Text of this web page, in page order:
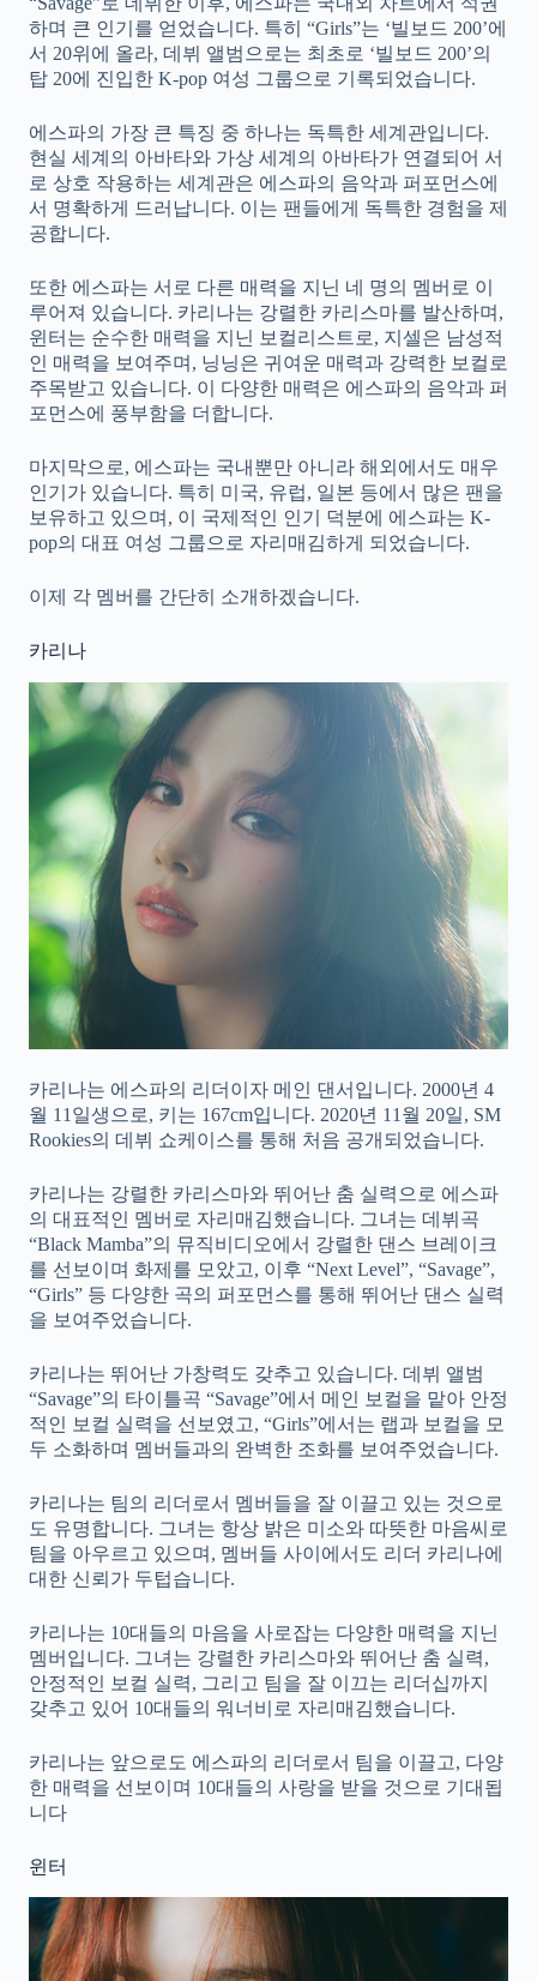
하며 큰 인기를 얻었습니다. 특히 “Girls”는 ‘빌보드 200’에
서 20위에 올라, 데뷔 앨범으로는 최초로 ‘빌보드 200’의
탑 20에 진입한 K-pop 여성 그룹으로 기록되었습니다.
에스파의 가장 큰 특징 중 하나는 독특한 세계관입니다.
현실 세계의 아바타와 가상 세계의 아바타가 연결되어 서
로 상호 작용하는 세계관은 에스파의 음악과 퍼포먼스에
서 명확하게 드러납니다. 이는 팬들에게 독특한 경험을 제
공합니다.
또한 에스파는 서로 다른 매력을 지닌 네 명의 멤버로 이
루어져 있습니다. 카리나는 강렬한 카리스마를 발산하며,
윈터는 순수한 매력을 지닌 보컬리스트로, 지셀은 남성적
인 매력을 보여주며, 닝닝은 귀여운 매력과 강력한 보컬로
주목받고 있습니다. 이 다양한 매력은 에스파의 음악과 퍼
포먼스에 풍부함을 더합니다.
마지막으로, 에스파는 국내뿐만 아니라 해외에서도 매우
인기가 있습니다. 특히 미국, 유럽, 일본 등에서 많은 팬을
보유하고 있으며, 이 국제적인 인기 덕분에 에스파는 K-
pop의 대표 여성 그룹으로 자리매김하게 되었습니다.
이제 각 멤버를 간단히 소개하겠습니다.
카리나
카리나는 에스파의 리더이자 메인 댄서입니다. 2000년 4
월 11일생으로, 키는 167cm입니다. 2020년 11월 20일, SM
Rookies의 데뷔 쇼케이스를 통해 처음 공개되었습니다.
카리나는 강렬한 카리스마와 뛰어난 춤 실력으로 에스파
의 대표적인 멤버로 자리매김했습니다. 그녀는 데뷔곡
“Black Mamba”의 뮤직비디오에서 강렬한 댄스 브레이크
를 선보이며 화제를 모았고, 이후 “Next Level”, “Savage”,
“Girls” 등 다양한 곡의 퍼포먼스를 통해 뛰어난 댄스 실력
을 보여주었습니다.
카리나는 뛰어난 가창력도 갖추고 있습니다. 데뷔 앨범
“Savage”의 타이틀곡 “Savage”에서 메인 보컬을 맡아 안정
적인 보컬 실력을 선보였고, “Girls”에서는 랩과 보컬을 모
두 소화하며 멤버들과의 완벽한 조화를 보여주었습니다.
카리나는 팀의 리더로서 멤버들을 잘 이끌고 있는 것으로
도 유명합니다. 그녀는 항상 밝은 미소와 따뜻한 마음씨로
팀을 아우르고 있으며, 멤버들 사이에서도 리더 카리나에
대한 신뢰가 두텁습니다.
카리나는 10대들의 마음을 사로잡는 다양한 매력을 지닌
멤버입니다. 그녀는 강렬한 카리스마와 뛰어난 춤 실력,
안정적인 보컬 실력, 그리고 팀을 잘 이끄는 리더십까지
갖추고 있어 10대들의 워너비로 자리매김했습니다.
카리나는 앞으로도 에스파의 리더로서 팀을 이끌고, 다양
한 매력을 선보이며 10대들의 사랑을 받을 것으로 기대됩
니다
윈터